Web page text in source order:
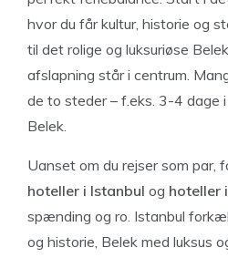
hvor du får kultur, historie og
til det rolige og luksuriøse
afslapning står i centrum.
de to steder – f.eks. 3-4 dage
Belek.
Uanset om du rejser som par,
hoteller i Istanbul og hoteller
spænding og ro. Istanbul
og historie, Belek med luksus